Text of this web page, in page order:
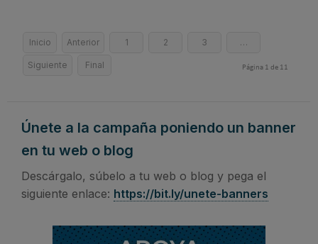
Inicio Anterior 1 2 3 …
Siguiente Final Página 1 de 11
Únete a la campaña poniendo un banner
en tu web o blog
Descárgalo, súbelo a tu web o blog y pega el
siguiente enlace: https://bit.ly/unete-banners